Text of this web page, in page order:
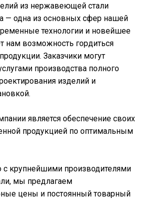
из нержавеющей стали
— одна из основных сфер нашей
технологии и новейшее
нам возможность гордиться
Заказчики могут
производства полного
изделий и
является обеспечение своих
продукцией по оптимальным
с крупнейшими производителями
мы предлагаем
цены и постоянный товарный